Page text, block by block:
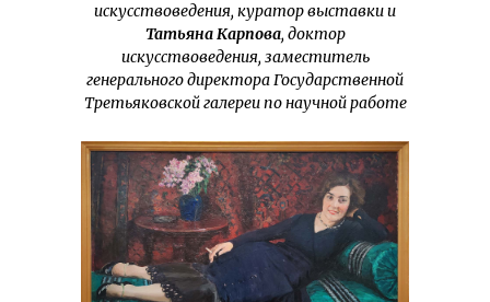
искусствоведения, куратор выставки и
Татьяна Карпова, доктор
искусствоведения, заместитель
генерального директора Государственной
Третьяковской галереи по научной работе